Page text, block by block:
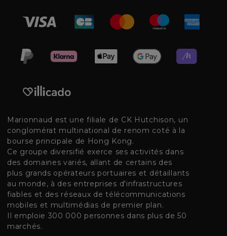
Marionnaud est une filiale de CK Hutchison, un
conglomérat multinational de renom coté à la
bourse principale de Hong Kong.
Ce groupe diversifié exerce ses activités dans
des domaines variés, allant de certains des
plus grands opérateurs portuaires et détaillants
au monde, à des entreprises d'infrastructures
fiables et des réseaux de télécommunications
mobiles et multimédias de premier plan.
Il emploie 300 000 personnes dans plus de 50
marchés.